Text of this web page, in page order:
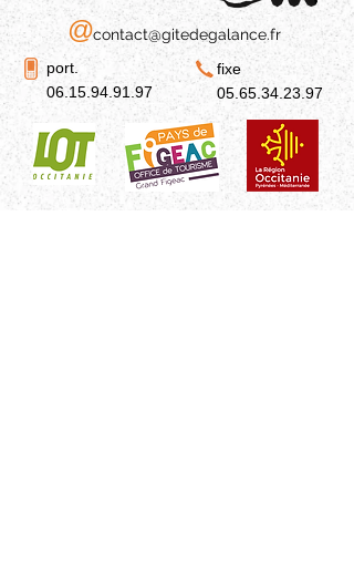
@contact@gitedegalance.fr
port.
06.15.94.91.97
fixe
05.65.34.23.97